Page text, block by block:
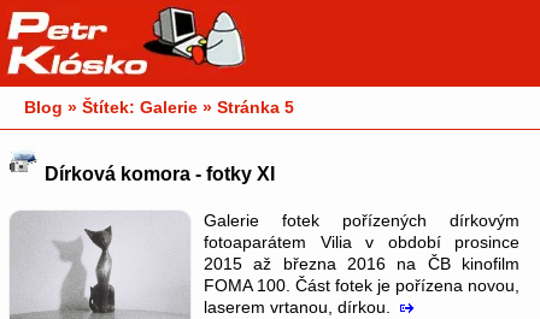
Blog » Štítek: Galerie » Stránka 5
Dírková komora - fotky XI
Galerie fotek pořízených dírkovým
fotoaparátem Vilia v období prosince
2015 až března 2016 na ČB kinofilm
FOMA 100. Část fotek je pořízena novou,
laserem vrtanou, dírkou.